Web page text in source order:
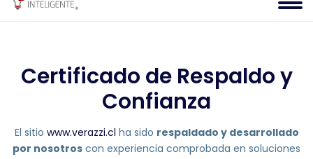
Certificado de Respaldo y
Confianza
El sitio www.verazzi.cl ha sido respaldado y desarrollado
por nosotros con experiencia comprobada en soluciones